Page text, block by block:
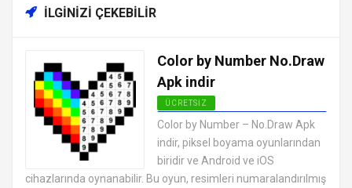
İLGINIZI ÇEKEBILIR
Color by Number No.Draw
Apk indir
ÜCRETSIZ
EN İYI ANDROID APK OYUNLARI
ÜCRETSIZ
Color by Number – No.Draw Apk
indir, piksel boyama oyunlarından
biridir ve Android ve iOS
cihazlarında oynanabilir. Bu oyun, resimleri numaralandırılmış